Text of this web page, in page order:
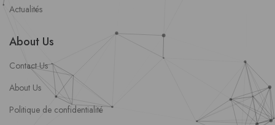
Actualités
About Us
Contact Us
About Us
Politique de confidentialité